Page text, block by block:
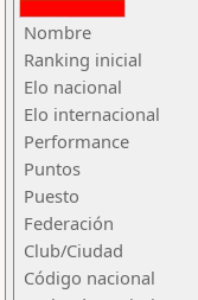
Nombre
Ranking inicial
Elo nacional
Elo internacional
Performance
Puntos
Puesto
Federación
Club/Ciudad
Código nacional